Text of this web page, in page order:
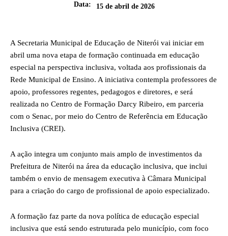
Data:
15 de abril de 2026
A Secretaria Municipal de Educação de Niterói vai iniciar em
abril uma nova etapa de formação continuada em educação
especial na perspectiva inclusiva, voltada aos profissionais da
Rede Municipal de Ensino. A iniciativa contempla professores de
apoio, professores regentes, pedagogos e diretores, e será
realizada no Centro de Formação Darcy Ribeiro, em parceria
com o Senac, por meio do Centro de Referência em Educação
Inclusiva (CREI).
A ação integra um conjunto mais amplo de investimentos da
Prefeitura de Niterói na área da educação inclusiva, que inclui
também o envio de mensagem executiva à Câmara Municipal
para a criação do cargo de profissional de apoio especializado.
A formação faz parte da nova política de educação especial
inclusiva que está sendo estruturada pelo município, com foco